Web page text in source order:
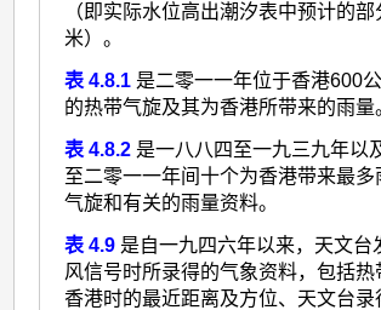
（即实际水位高出潮汐表中预计的
米）。
表 4.8.1 是二零一一年位于香港600
的热带气旋及其为香港所带来的雨量
表 4.8.2 是一八八四至一九三九年以
至二零一一年间十个为香港带来最多
气旋和有关的雨量资料。
表 4.9 是自一九四六年以来，天文台
风信号时所录得的气象资料，包括热
香港时的最近距离及方位、天文台录